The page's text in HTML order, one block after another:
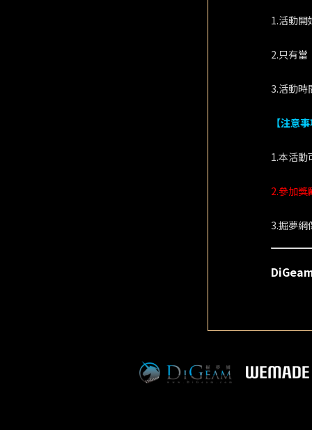
1.活動開
2.只有當
3.活動時
【注意
1.本活動
2.參加獎
3.掘夢網